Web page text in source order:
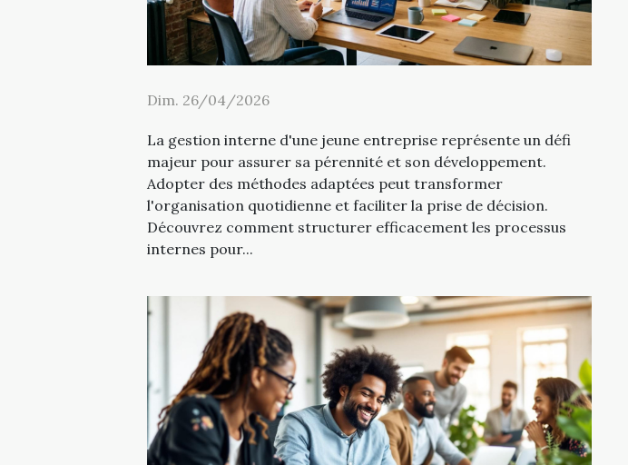
Dim. 26/04/2026
La gestion interne d'une jeune entreprise représente un défi
majeur pour assurer sa pérennité et son développement.
Adopter des méthodes adaptées peut transformer
l'organisation quotidienne et faciliter la prise de décision.
Découvrez comment structurer efficacement les processus
internes pour...